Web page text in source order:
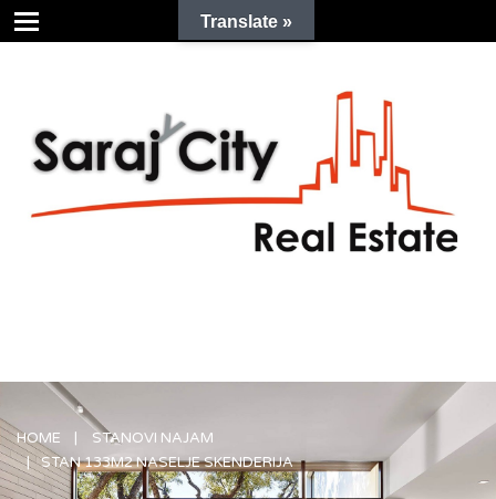
HOME
STANOVI NAJAM
STAN 133M2 NASELJE SKENDERIJA
Translate »